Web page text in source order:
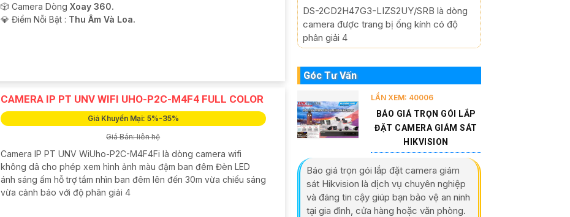
🎲 Camera Dòng Xoay 360.
️💎 Điểm Nỗi Bật : Thu Âm Và Loa.
CAMERA IP PT UNV WIFI UHO-P2C-M4F4 FULL COLOR
Giá Khuyến Mại: 5%-35%
Giá Bán: liên hệ
Camera IP PT UNV WiUho-P2C-M4F4Fi là dòng camera wifi
không dâ cho phép xem hình ảnh màu đậm ban đêm Đèn LED
ánh sáng ấm hỗ trợ tầm nhìn ban đêm lên đến 30m vừa chiếu sáng
vừa cảnh báo với độ phân giải 4
DS-2CD2H47G3-LIZS2UY/SRB là dòng
camera được trang bị ống kính có độ
phân giải 4
Góc Tư Vấn
LẦN XEM: 40006
BÁO GIÁ TRỌN GÓI LẮP
ĐẶT CAMERA GIÁM SÁT
HIKVISION
Báo giá trọn gói lắp đặt camera giám
sát Hikvision là dịch vụ chuyên nghiệp
và đáng tin cậy giúp bạn bảo vệ an ninh
tại gia đình, cửa hàng hoặc văn phòng.